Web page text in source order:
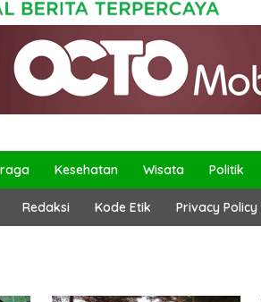
Kesehatan Wisata Politik
Redaksi Kode Etik Privacy Policy